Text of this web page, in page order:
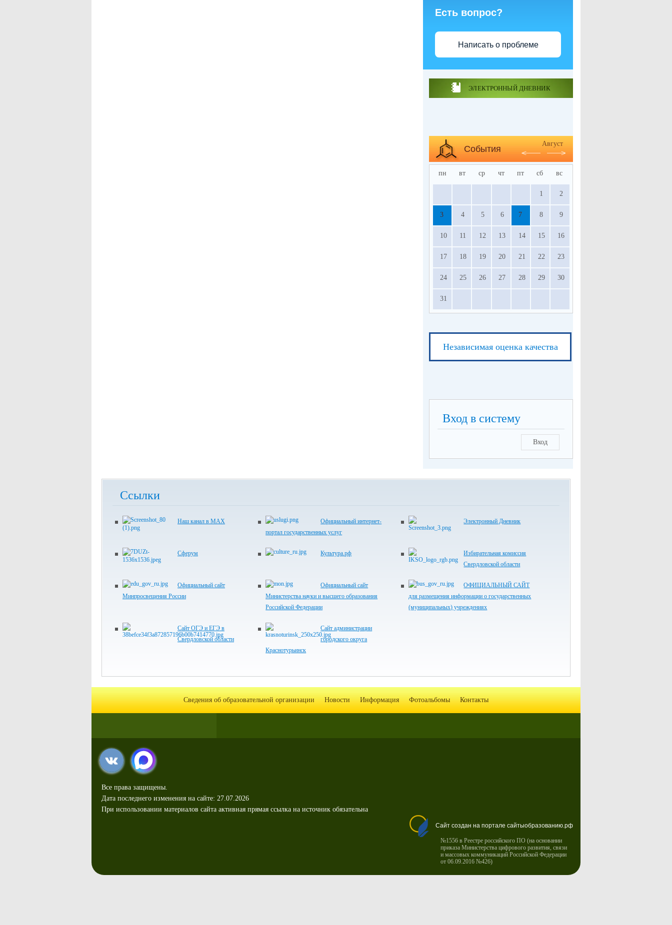
Есть вопрос?
Написать о проблеме
ЭЛЕКТРОННЫЙ ДНЕВНИК
События
Август
пн вт ср чт пт сб вс
1 2
3 4 5 6 7 8 9
10 11 12 13 14 15 16
17 18 19 20 21 22 23
24 25 26 27 28 29 30
31
Независимая оценка качества
Вход в систему
Вход
Ссылки
Наш канал в МАХ
Официальный интернет-
портал государственных услуг
Электронный Дневник
Сферум Культура.рф
Избирательная комиссия
Свердловской области
Официальный сайт
Минпросвещения России
Официальный сайт
Министерства науки и высшего образования
Российской Федерации
ОФИЦИАЛЬНЫЙ САЙТ
для размещения информации о государственных
(муниципальных) учреждениях
Сайт ОГЭ и ЕГЭ в
Свердловской области
Сайт администрации
городского округа
Краснотурьинск
Сведения об образовательной организации Новости Информация Фотоальбомы Контакты
Все права защищены.
Дата последнего изменения на сайте: 27.07.2026
При использовании материалов сайта активная прямая ссылка на источник обязательна
Сайт создан на портале сайтыобразованию.рф
№1556 в Реестре российского ПО (на основании
приказа Министерства цифрового развития, связи
и массовых коммуникаций Российской Федерации
от 06.09.2016 №426)